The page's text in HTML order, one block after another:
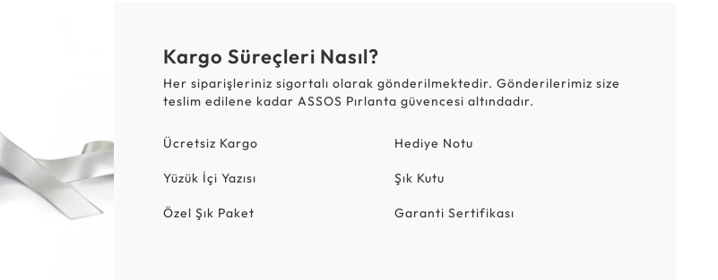
Kargo Süreçleri Nasıl?
Her siparişleriniz sigortalı olarak gönderilmektedir. Gönderilerimiz size
teslim edilene kadar ASSOS Pırlanta güvencesi altındadır.
Ücretsiz Kargo Hediye Notu
Yüzük İçi Yazısı Şık Kutu
Özel Şık Paket Garanti Sertifikası